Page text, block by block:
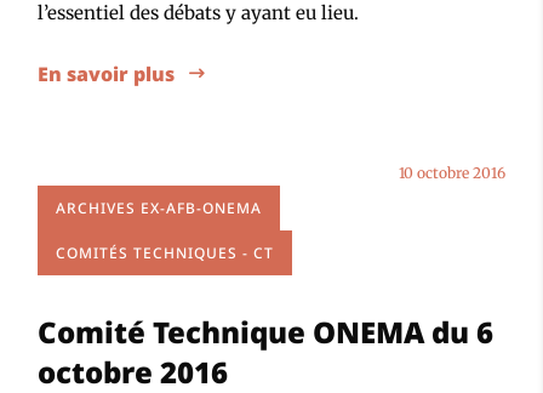
l’essentiel des débats y ayant eu lieu.
En savoir plus
ARCHIVES EX-AFB-ONEMA
COMITÉS TECHNIQUES - CT
10 octobre 2016
Comité Technique ONEMA du 6
octobre 2016